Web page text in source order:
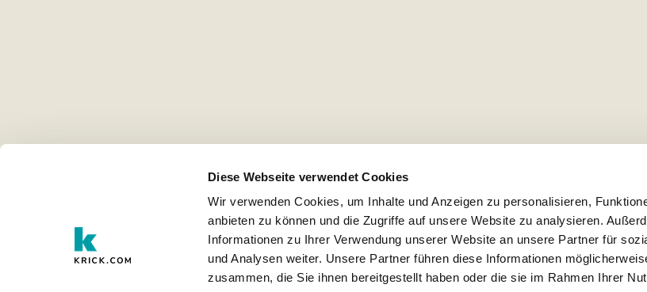
Diese Webseite verwendet Cookies
Wir verwenden Cookies, um Inhalte und Anzeigen zu personalisieren,
anbieten zu können und die Zugriffe auf unsere Website zu analysieren.
Informationen zu Ihrer Verwendung unserer Website an unsere Partner für
und Analysen weiter. Unsere Partner führen diese Informationen
zusammen, die Sie ihnen bereitgestellt haben oder die sie im Rahmen Ihrer